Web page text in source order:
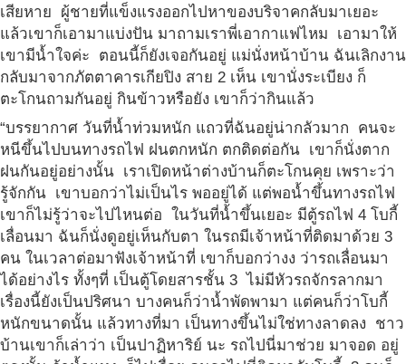
เสียหาย ผู้ชายที่แข็งแรงออกไปหาของบริจาคกลับมาเยอะ
แล้วเขาก็เอามาแบ่งปัน มาถามเราพี่เอากาแฟไหม เอามาให้
เขามีน้ำใจค่ะ ตอนนี้ก็ยังเจอกันอยู่ แม่นั่งหน้าบ้าน ฉันเลิกงาน
กลับมาจากภัตตาคารเกียปิง สาย 2 เห็น เขานั่งระเบียง ก็
ตะโกนถามกันอยู่ กินข้าวหรือยัง เขาก็ว่ากินแล้ว
“บรรยากาศ วันที่น้ำท่วมหนัก แถวที่ฉันอยู่น่ากลัวมาก คนจะ
หนีขึ้นไปบนทางรถไฟ ฝนตกหนัก ตกติดต่อกัน เขาก็นั่งตาก
ฝนกันอยู่อย่างนั้น เราเปิดหน้าต่างบ้านก็ตะโกนคุย เพราะว่า
รู้จักกัน เขาบอกว่าไม่เป็นไร พออยู่ได้ แต่พอน้ำขึ้นทางรถไฟ
เขาก็ไม่รู้ว่าจะไปไหนต่อ ในวันที่น้ำขึ้นเยอะ มีตู้รถไฟ 4 โบกี้
เลื่อนมา ฉันก็นั่งดูอยู่เห็นกับตา ในรถมีเจ้าหน้าที่ติดมาด้วย 3
คน ในเวลาต่อมาฟังเจ้าหน้าที่ เขาก็บอกว่างง ว่ารถเลื่อนมา
ได้อย่างไร ทั้งๆที่ เป็นตู้โดยสารชั้น 3 ไม่มีหัวรถจักรลากมา
เรื่องนี้ยังเป็นปริศนา บางคนก็ว่าน้ำพัดพามา แต่คนก็ว่าโบกี้
หนักขนาดนั้น แล้วทางที่มา เป็นทางขึ้นไม่ใช่ทางลาดลง ชาว
บ้านเขาก็เล่าว่า เป็นปาฏิหาริย์ นะ รถไปนี่มาช่วย มาจอด อยู่